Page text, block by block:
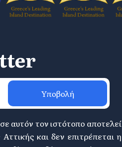
Υποβολή
αυτόν τον ιστότοπο αποτελεί
και δεν επιτρέπεται η